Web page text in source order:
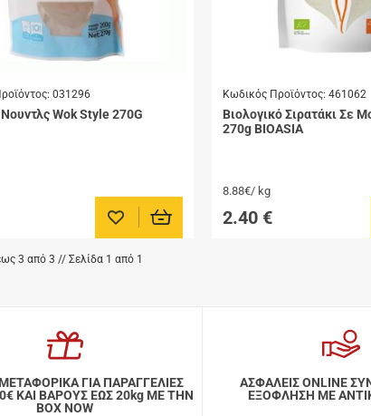
031296
Νουντλς Wok Style 270G
Προσθήκη στα αγαπημένα μου
Κωδικός Προϊόντος: 461062
Βιολογικό Σιρατάκι Σε
270g BIOASIA
8.88€/ kg
2.40 €
3 από 3 // Σελίδα 1 από 1
ΓΙΑ ΠΑΡΑΓΓΕΛΙΕΣ
ΒΑΡΟΥΣ ΕΩΣ 20kg ΜΕ ΤΗΝ
BOX NOW
ΑΣΦΑΛΕΙΣ ONLINE
ΕΞΟΦΛΗΣΗ ΜΕ